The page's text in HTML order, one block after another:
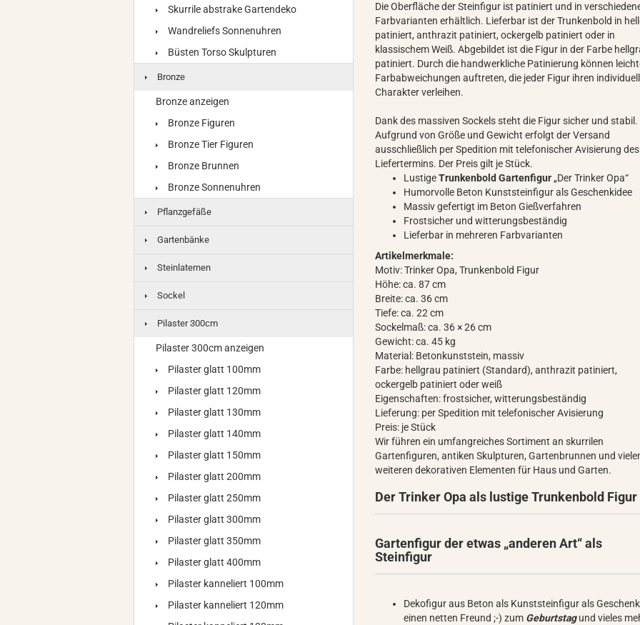
Die Oberfläche der Steinfigur ist patiniert und in
Farbvarianten erhältlich. Lieferbar ist der Trunkenbold in
patiniert, anthrazit patiniert, ockergelb patiniert oder in
klassischem Weiß. Abgebildet ist die Figur in der Farbe
patiniert. Durch die handwerkliche Patinierung können
Farbabweichungen auftreten, die jeder Figur ihren
Charakter verleihen.
Dank des massiven Sockels steht die Figur sicher und stabil.
Aufgrund von Größe und Gewicht erfolgt der Versand
ausschließlich per Spedition mit telefonischer Avisierung des
Liefertermins. Der Preis gilt je Stück.
LustigeTrunkenbold Gartenfigur „Der Trinker Opa“
Humorvolle Beton Kunststeinfigur als Geschenkidee
Massiv gefertigt im Beton Gießverfahren
Frostsicher und witterungsbeständig
Lieferbar in mehreren Farbvarianten
Artikelmerkmale:
Motiv: Trinker Opa, Trunkenbold Figur
Höhe: ca. 87 cm
Breite: ca. 36 cm
Tiefe: ca. 22 cm
Sockelmaß: ca. 36 × 26 cm
Gewicht: ca. 45 kg
Material: Betonkunststein, massiv
Farbe: hellgrau patiniert (Standard), anthrazit patiniert,
ockergelb patiniert oder weiß
Eigenschaften: frostsicher, witterungsbeständig
Lieferung: per Spedition mit telefonischer Avisierung
Preis: je Stück
Wir führen ein umfangreiches Sortiment an skurrilen
Gartenfiguren, antiken Skulpturen, Gartenbrunnen und
weiteren dekorativen Elementen für Haus und Garten.
Der Trinker Opa als lustige Trunkenbold Figur
Gartenfigur der etwas „anderen Art“ als
Steinfigur
Dekofigur aus Beton als Kunststeinfigur als
einen netten Freund ;-) zum Geburtstagund vieles
Skurrile abstrake Gartendeko
Wandreliefs Sonnenuhren
Büsten Torso Skulpturen
Bronze
Bronze anzeigen
Bronze Figuren
Bronze Tier Figuren
Bronze Brunnen
Bronze Sonnenuhren
Pflanzgefäße
Gartenbänke
Steinlaternen
Sockel
Pilaster 300cm
Pilaster 300cm anzeigen
Pilaster glatt 100mm
Pilaster glatt 120mm
Pilaster glatt 130mm
Pilaster glatt 140mm
Pilaster glatt 150mm
Pilaster glatt 200mm
Pilaster glatt 250mm
Pilaster glatt 300mm
Pilaster glatt 350mm
Pilaster glatt 400mm
Pilaster kanneliert 100mm
Pilaster kanneliert 120mm